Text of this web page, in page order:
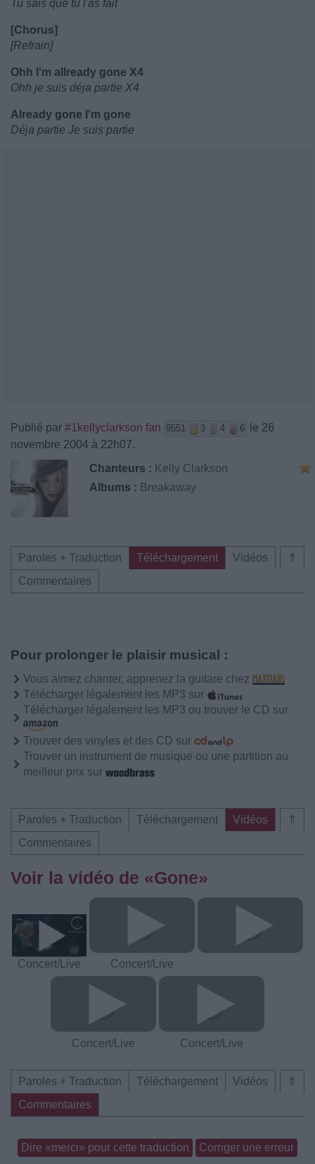
Tu sais que tu l'as fait
[Chorus]
[Refrain]
Ohh I'm allready gone X4
Ohh je suis déja partie X4
Already gone I'm gone
Déja partie Je suis partie
Publié par #1kellyclarkson fan 9551 3 4 6
le 26
novembre 2004 à 22h07.
Chanteurs : Kelly Clarkson
Albums : Breakaway
⇑
Paroles + Traduction Téléchargement
Vidéos
Commentaires
Pour prolonger le plaisir musical :
Vous aimez chanter, apprenez la guitare chez
Télécharger légalement les MP3 sur
Télécharger légalement les MP3 ou trouver le CD sur
Trouver des vinyles et des CD sur
Trouver un instrument de musique ou une partition au
meilleur prix sur
⇑
Paroles + Traduction Téléchargement
Vidéos
Commentaires
Voir la vidéo de «Gone»
Concert/Live Concert/Live
Concert/Live Concert/Live
⇑
Paroles + Traduction Téléchargement
Vidéos
Commentaires
Dire «merci» pour cette traduction Corriger une erreur